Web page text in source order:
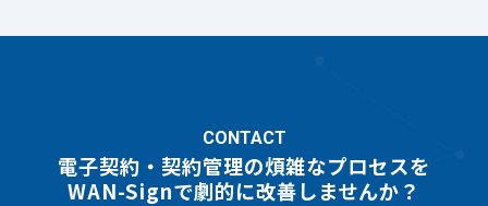
CONTACT
電子契約・契約管理の煩雑なプロセスを
WAN-Signで劇的に改善しませんか？